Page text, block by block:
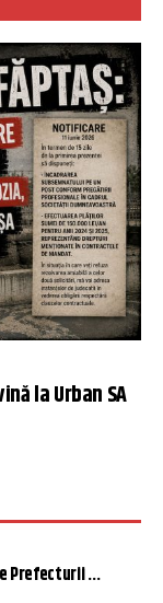
la Urban SA
Prefecturii ...